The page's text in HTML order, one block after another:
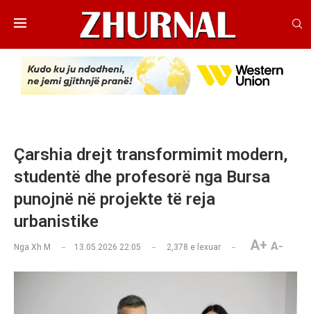
Çarshia drejt transformimit modern,
studentë dhe profesorë nga Bursa
punojnë në projekte të reja
urbanistike
Nga Xh M 13.05.2026 22:05 2,378 e lexuar A+ A-